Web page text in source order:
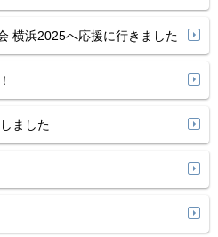
横浜2025へ応援に行きました
ました